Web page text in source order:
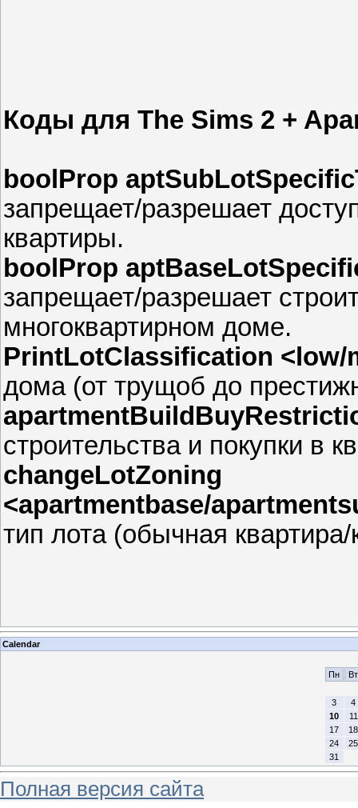
Коды для The Sims 2 +
boolProp
запрещает/разрешает
квартиры.
boolProp
запрещает/разрешает
многоквартирном доме.
PrintLotClassification <low/
дома (от трущоб до
строительства и покупки в
changeLotZoning
<apartmentbase/
тип лота (обычная
Calendar
Пн
Вт
3
4
10
11
17
18
24
25
31
Полная версия сайта